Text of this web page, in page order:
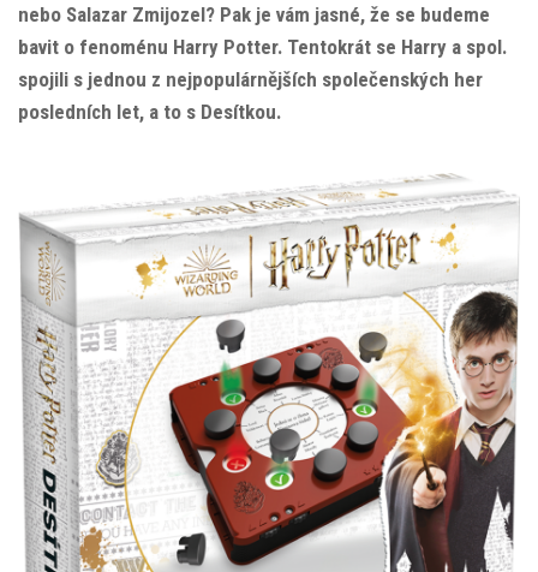
nebo Salazar Zmijozel? Pak je vám jasné, že se budeme
bavit o fenoménu Harry Potter. Tentokrát se Harry a spol.
spojili s jednou z nejpopulárnějších společenských her
posledních let, a to s Desítkou.